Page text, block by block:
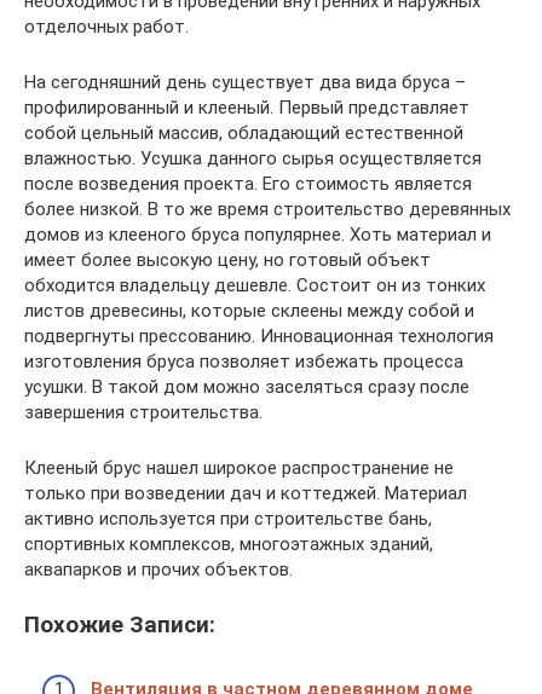
отделочных работ.
На сегодняшний день существует два вида бруса –
профилированный и клееный. Первый представляет
собой цельный массив, обладающий естественной
влажностью. Усушка данного сырья осуществляется
после возведения проекта. Его стоимость является
более низкой. В то же время строительство деревянных
домов из клееного бруса популярнее. Хоть материал и
имеет более высокую цену, но готовый объект
обходится владельцу дешевле. Состоит он из тонких
листов древесины, которые склеены между собой и
подвергнуты прессованию. Инновационная технология
изготовления бруса позволяет избежать процесса
усушки. В такой дом можно заселяться сразу после
завершения строительства.
Клееный брус нашел широкое распространение не
только при возведении дач и коттеджей. Материал
активно используется при строительстве бань,
спортивных комплексов, многоэтажных зданий,
аквапарков и прочих объектов.
Похожие Записи:
Вентиляция в частном деревянном доме